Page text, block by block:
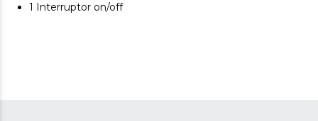
1 Interruptor on/off